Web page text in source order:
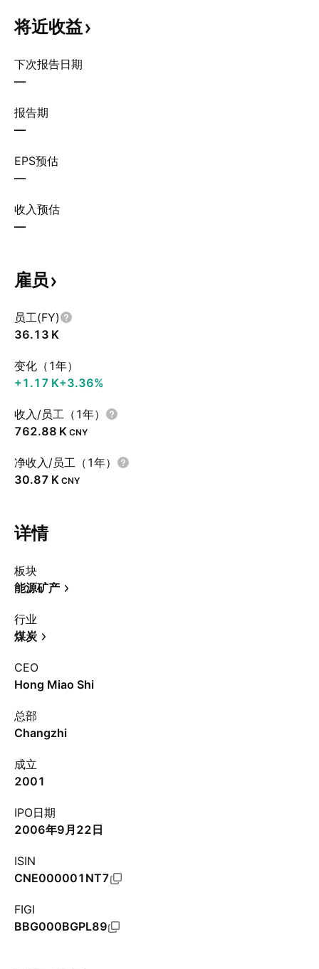
将近收益
下次报告日期
—
报告期
—
EPS预估
—
收入预估
—
雇员
员工(FY)
‪36.13 K‬
变化（1年）
‪+1.17 K‬+3.36%
收入/员工（1年）
‪762.88 K‬ CNY
净收入/员工（1年）
‪30.87 K‬ CNY
详情
板块
能源矿产
行业
煤炭
CEO
Hong Miao Shi
总部
Changzhi
成立
2001
IPO日期
2006年9月22日
ISIN
CNE000001NT7
FIGI
BBG000BGPL89